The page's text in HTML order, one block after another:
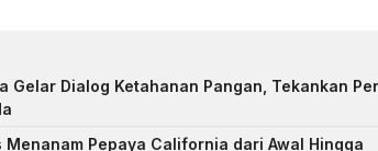
Gelar Dialog Ketahanan Pangan, Tekankan
Menanam Pepaya California dari Awal Hingga